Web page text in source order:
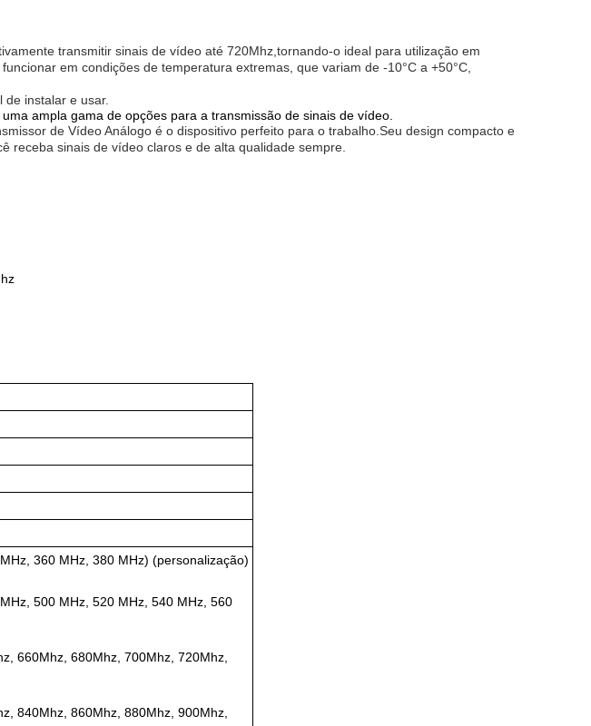
transmitir sinais de vídeo até 720Mhz,tornando-o ideal para utilização em
em condições de temperatura extremas, que variam de -10°C a +50°C,
instalar e usar.
ampla gama de opções para a transmissão de sinais de vídeo.
de Vídeo Análogo é o dispositivo perfeito para o trabalho.Seu design compacto e
receba sinais de vídeo claros e de alta qualidade sempre.
360 MHz, 380 MHz) (personalização)
500 MHz, 520 MHz, 540 MHz, 560
660Mhz, 680Mhz, 700Mhz, 720Mhz,
840Mhz, 860Mhz, 880Mhz, 900Mhz,